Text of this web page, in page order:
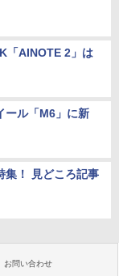
「AINOTE 2」は
ール「M6」に新
集！ 見どころ記事
お問い合わせ